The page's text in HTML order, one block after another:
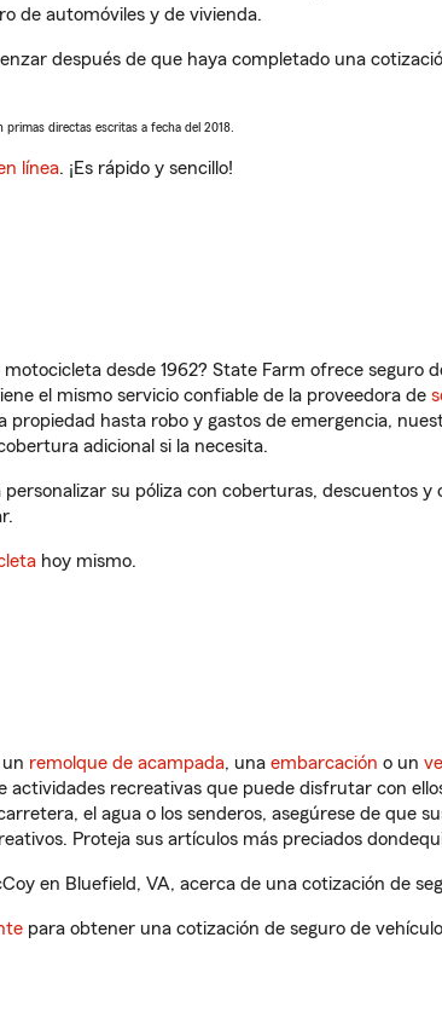
de automóviles y de vivienda.
después de que haya completado una
primas directas escritas a fecha del 2018.
línea. ¡Es rápido y sencillo!
desde 1962? State Farm ofrece seguro
el mismo servicio confiable de la proveedora de
propiedad hasta robo y gastos de emergencia,
adicional si la necesita.
su póliza con coberturas, descuentos
hoy mismo.
un remolque de acampada, una embarcación o un
actividades recreativas que puede disfrutar con
el agua o los senderos, asegúrese de que
Proteja sus artículos más preciados
en Bluefield, VA, acerca de una cotización de
para obtener una cotización de seguro de